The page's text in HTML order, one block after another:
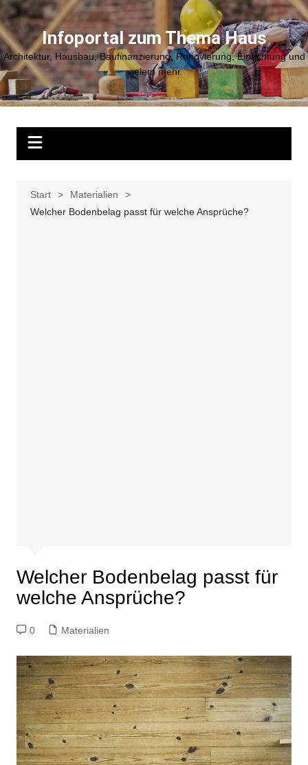
Zum
Inhalt
springenInfoportal zum Thema Haus
Architektur, Hausbau, Baufinanzierung, Renovierung, Einrichtung und
vielem mehr
Start
Materialien
Welcher Bodenbelag passt für welche Ansprüche?
Welcher Bodenbelag passt für
welche Ansprüche?
0 Materialien